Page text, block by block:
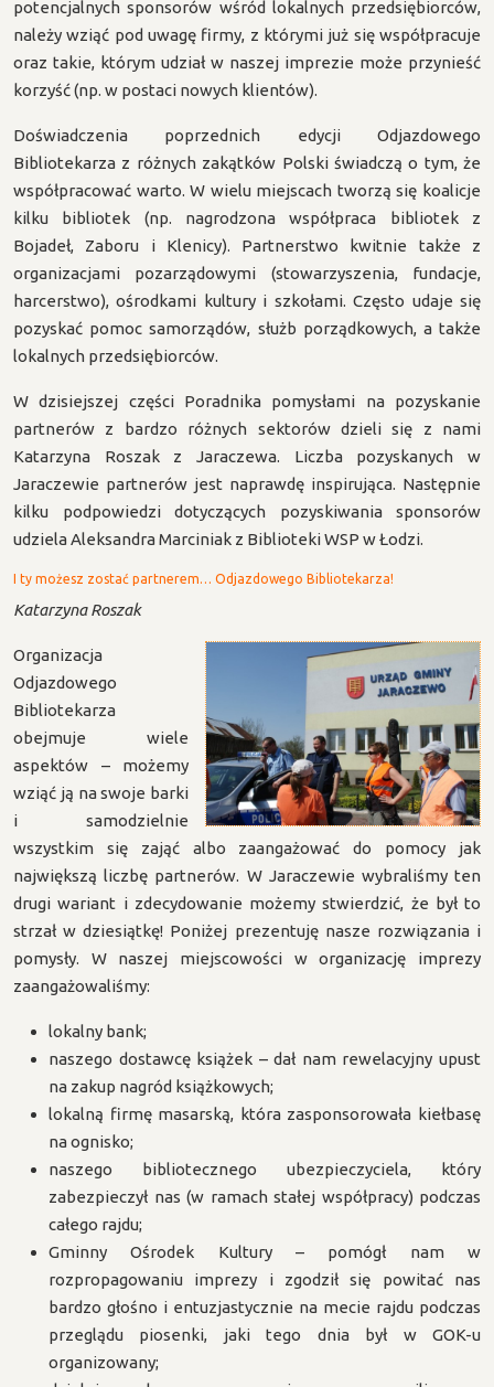
potencjalnych sponsorów wśród lokalnych przedsiębiorców,
należy wziąć pod uwagę firmy, z którymi już się współpracuje
oraz takie, którym udział w naszej imprezie może przynieść
korzyść (np. w postaci nowych klientów).
Doświadczenia poprzednich edycji Odjazdowego
Bibliotekarza z różnych zakątków Polski świadczą o tym, że
współpracować warto. W wielu miejscach tworzą się koalicje
kilku bibliotek (np. nagrodzona współpraca bibliotek z
Bojadeł, Zaboru i Klenicy). Partnerstwo kwitnie także z
organizacjami pozarządowymi (stowarzyszenia, fundacje,
harcerstwo), ośrodkami kultury i szkołami. Często udaje się
pozyskać pomoc samorządów, służb porządkowych, a także
lokalnych przedsiębiorców.
W dzisiejszej części Poradnika pomysłami na pozyskanie
partnerów z bardzo różnych sektorów dzieli się z nami
Katarzyna Roszak z Jaraczewa. Liczba pozyskanych w
Jaraczewie partnerów jest naprawdę inspirująca. Następnie
kilku podpowiedzi dotyczących pozyskiwania sponsorów
udziela Aleksandra Marciniak z Biblioteki WSP w Łodzi.
I ty możesz zostać partnerem… Odjazdowego Bibliotekarza!
Katarzyna Roszak
Organizacja
Odjazdowego
Bibliotekarza
obejmuje wiele
aspektów – możemy
wziąć ją na swoje barki
i samodzielnie
wszystkim się zająć albo zaangażować do pomocy jak
największą liczbę partnerów. W Jaraczewie wybraliśmy ten
drugi wariant i zdecydowanie możemy stwierdzić, że był to
strzał w dziesiątkę! Poniżej prezentuję nasze rozwiązania i
pomysły. W naszej miejscowości w organizację imprezy
zaangażowaliśmy:
lokalny bank;
naszego dostawcę książek – dał nam rewelacyjny upust
na zakup nagród książkowych;
lokalną firmę masarską, która zasponsorowała kiełbasę
na ognisko;
naszego bibliotecznego ubezpieczyciela, który
zabezpieczył nas (w ramach stałej współpracy) podczas
całego rajdu;
Gminny Ośrodek Kultury – pomógł nam w
rozpropagowaniu imprezy i zgodził się powitać nas
bardzo głośno i entuzjastycznie na mecie rajdu podczas
przeglądu piosenki, jaki tego dnia był w GOK-u
organizowany;